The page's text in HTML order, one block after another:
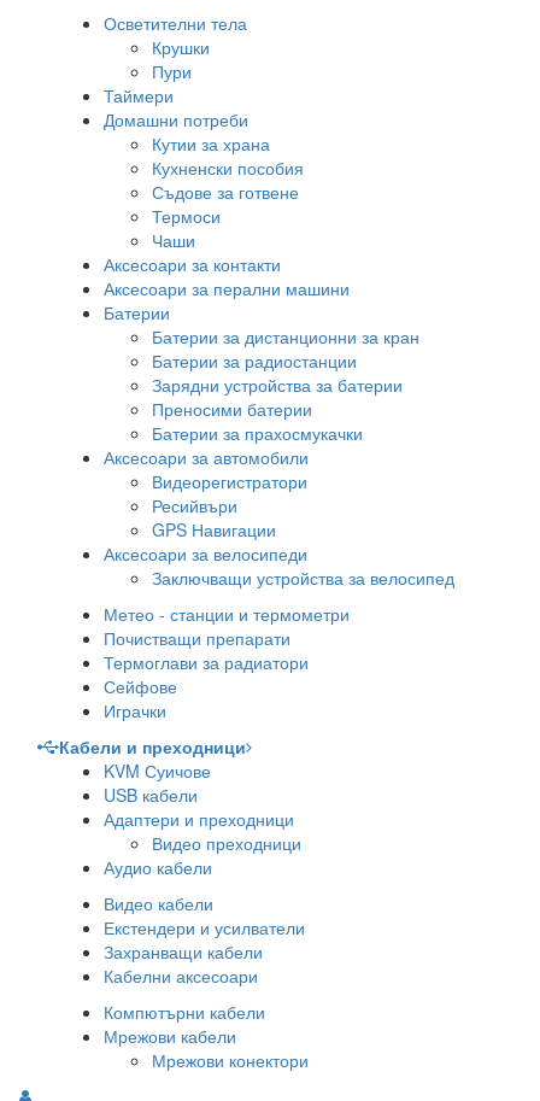
Осветителни тела
Крушки
Пури
Таймери
Домашни потреби
Кутии за храна
Кухненски пособия
Съдове за готвене
Термоси
Чаши
Аксесоари за контакти
Аксесоари за перални машини
Батерии
Батерии за дистанционни за кран
Батерии за радиостанции
Зарядни устройства за батерии
Преносими батерии
Батерии за прахосмукачки
Аксесоари за автомобили
Видеорегистратори
Ресийвъри
GPS Навигации
Аксесоари за велосипеди
Заключващи устройства за велосипед
Метео - станции и термометри
Почистващи препарати
Термоглави за радиатори
Сейфове
Играчки
Кабели и преходници
KVM Суичове
USB кабели
Адаптери и преходници
Видео преходници
Аудио кабели
Видео кабели
Екстендери и усилватели
Захранващи кабели
Кабелни аксесоари
Компютърни кабели
Мрежови кабели
Мрежови конектори